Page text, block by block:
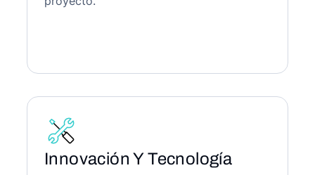
Innovación Y Tecnología